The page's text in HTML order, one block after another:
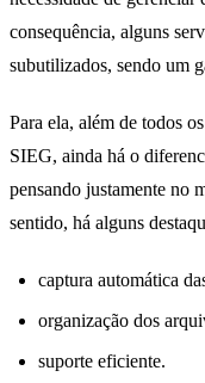
consequência, alguns
subutilizados, sendo um
Para ela, além de todos
SIEG, ainda há o
pensando justamente no
sentido, há alguns
captura automática
organização dos
suporte eficiente.